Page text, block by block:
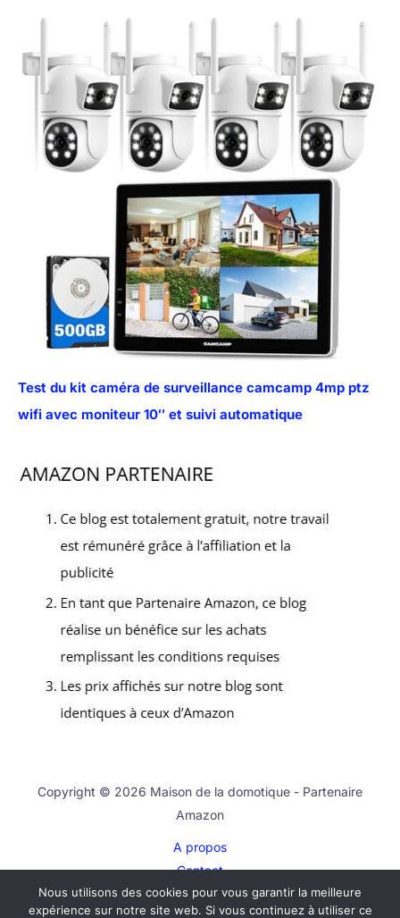
Test du kit caméra de surveillance camcamp 4mp ptz
wifi avec moniteur 10″ et suivi automatique
Copyright © 2026 Maison de la domotique - Partenaire
Amazon
A propos
Contact
Plan du site
Nous utilisons des cookies pour vous garantir la meilleure
expérience sur notre site web. Si vous continuez à utiliser ce